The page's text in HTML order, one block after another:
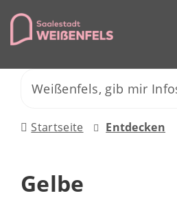
Startseite Entdecken
Gelbe